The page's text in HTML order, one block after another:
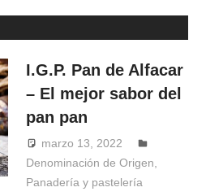
I.G.P. Pan de Alfacar
– El mejor sabor del
pan pan
marzo 13, 2022
Windrose
Denominación de Origen,
Panadería y pastelería